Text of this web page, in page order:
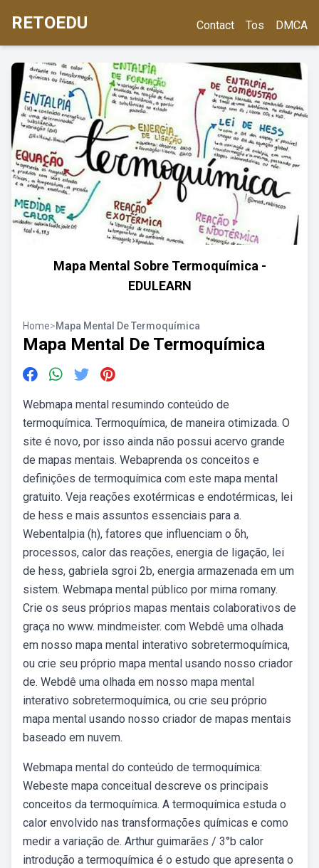
RETOEDU Contact Tos DMCA
Mapa Mental Sobre Termoquímica -
EDULEARN
Home>Mapa Mental De Termoquímica
Mapa Mental De Termoquímica
Webmapa mental resumindo conteúdo de
termoquímica. Termoquímica, de maneira otimizada. O
site é novo, por isso ainda não possui acervo grande
de mapas mentais. Webaprenda os conceitos e
definições de termoquímica com este mapa mental
gratuito. Veja reações exotérmicas e endotérmicas, lei
de hess e mais assuntos essenciais para a.
Webentalpia (h), fatores que influenciam o δh,
processos, calor das reações, energia de ligação, lei
de hess, gabriela sgroi 2b, energia armazenada em um
sistem. Webmapa mental público por mirna romany.
Crie os seus próprios mapas mentais colaborativos de
graça no www. mindmeister. com Webdê uma olhada
em nosso mapa mental interativo sobretermoquímica,
ou crie seu próprio mapa mental usando nosso criador
de. Webdê uma olhada em nosso mapa mental
interativo sobretermoquímica, ou crie seu próprio
mapa mental usando nosso criador de mapas mentais
baseado em nuvem.
Webmapa mental do conteúdo de termoquímica:
Webeste mapa conceitual descreve os principais
conceitos da termoquímica. A termoquímica estuda o
calor envolvido nas transformações químicas e como
medir a variação de. Arthur guimarães / 3°b calor
introdução a termoquímica é o estudo que apresenta o